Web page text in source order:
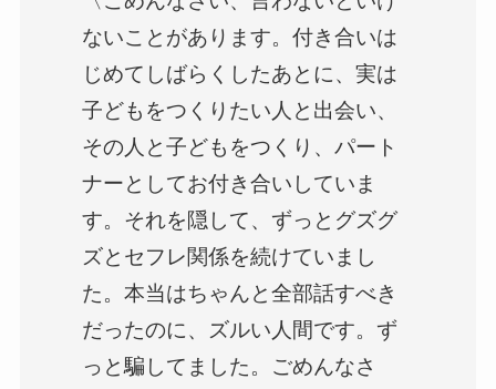
ないことがあります。付き合いは
じめてしばらくしたあとに、実は
子どもをつくりたい人と出会い、
その人と子どもをつくり、パート
ナーとしてお付き合いしていま
す。それを隠して、ずっとグズグ
ズとセフレ関係を続けていまし
た。本当はちゃんと全部話すべき
だったのに、ズルい人間です。ず
っと騙してました。ごめんなさ